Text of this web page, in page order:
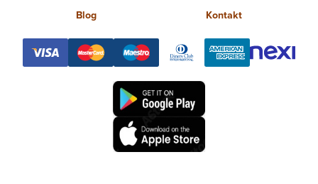
Blog Kontakt